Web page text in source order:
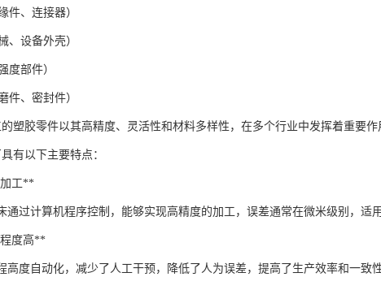
件、连接器）
、设备外壳）
度部件）
件、密封件）
的塑胶零件以其高精度、灵活性和材料多样性，在多个行业中发挥着重要作
有以下主要特点：
工**
通过计算机程序控制，能够实现高精度的加工，误差通常在微米级别，适
度高**
高度自动化，减少了人工干预，降低了人为误差，提高了生产效率和一致